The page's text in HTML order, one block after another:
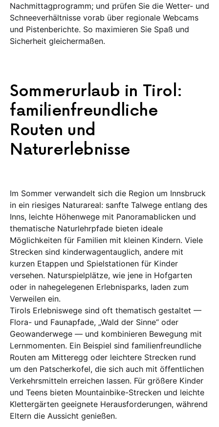
Nachmittagprogramm; und prüfen Sie die Wetter- und
Schneeverhältnisse vorab über regionale Webcams
und Pistenberichte. So maximieren Sie Spaß und
Sicherheit gleichermaßen.
Sommerurlaub in Tirol:
familienfreundliche
Routen und
Naturerlebnisse
Im Sommer verwandelt sich die Region um Innsbruck
in ein riesiges Naturareal: sanfte Talwege entlang des
Inns, leichte Höhenwege mit Panoramablicken und
thematische Naturlehrpfade bieten ideale
Möglichkeiten für Familien mit kleinen Kindern. Viele
Strecken sind kinderwagentauglich, andere mit
kurzen Etappen und Spielstationen für Kinder
versehen. Naturspielplätze, wie jene in Hofgarten
oder in nahegelegenen Erlebnisparks, laden zum
Verweilen ein.
Tirols Erlebniswege sind oft thematisch gestaltet —
Flora- und Faunapfade, „Wald der Sinne“ oder
Geowanderwege — und kombinieren Bewegung mit
Lernmomenten. Ein Beispiel sind familienfreundliche
Routen am Mitteregg oder leichtere Strecken rund
um den Patscherkofel, die sich auch mit öffentlichen
Verkehrsmitteln erreichen lassen. Für größere Kinder
und Teens bieten Mountainbike-Strecken und leichte
Klettergärten geeignete Herausforderungen, während
Eltern die Aussicht genießen.